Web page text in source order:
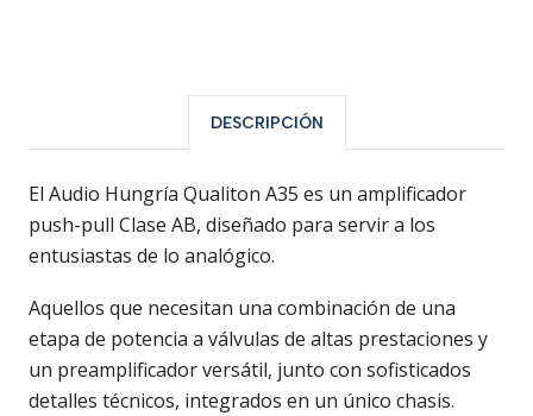
DESCRIPCIÓN
El Audio Hungría Qualiton A35 es un amplificador
push-pull Clase AB, diseñado para servir a los
entusiastas de lo analógico.
Aquellos que necesitan una combinación de una
etapa de potencia a válvulas de altas prestaciones y
un preamplificador versátil, junto con sofisticados
detalles técnicos, integrados en un único chasis.